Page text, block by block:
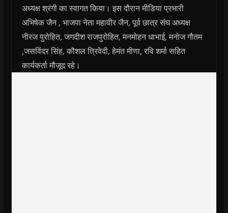
अध्यक्ष श्रंगी का स्वागत किया। इस दौरान मीडिया प्रभारी
अभिषेक जैन , भाजपा नेता महावीर जैन, पूर्व छात्र संघ अध्यक्ष
नीरज पुरोहित, जगदीश राजपुरोहित, मनमोहन धाभाई, मनोज गौतम
,जसविंदर सिंह, कौशल त्रिवेदी, हेमंत मीणा, रवि शर्मा सहित
कार्यकर्ता मौजूद रहे।